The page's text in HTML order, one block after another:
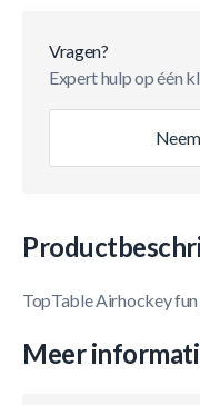
Vragen?
Expert hulp op één
TopTable Airhockey
Meer